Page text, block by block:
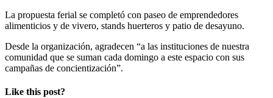
La propuesta ferial se completó con paseo de emprendedores
alimenticios y de vivero, stands huerteros y patio de desayuno.
Desde la organización, agradecen “a las instituciones de nuestra
comunidad que se suman cada domingo a este espacio con sus
campañas de concientización”.
Like this post?